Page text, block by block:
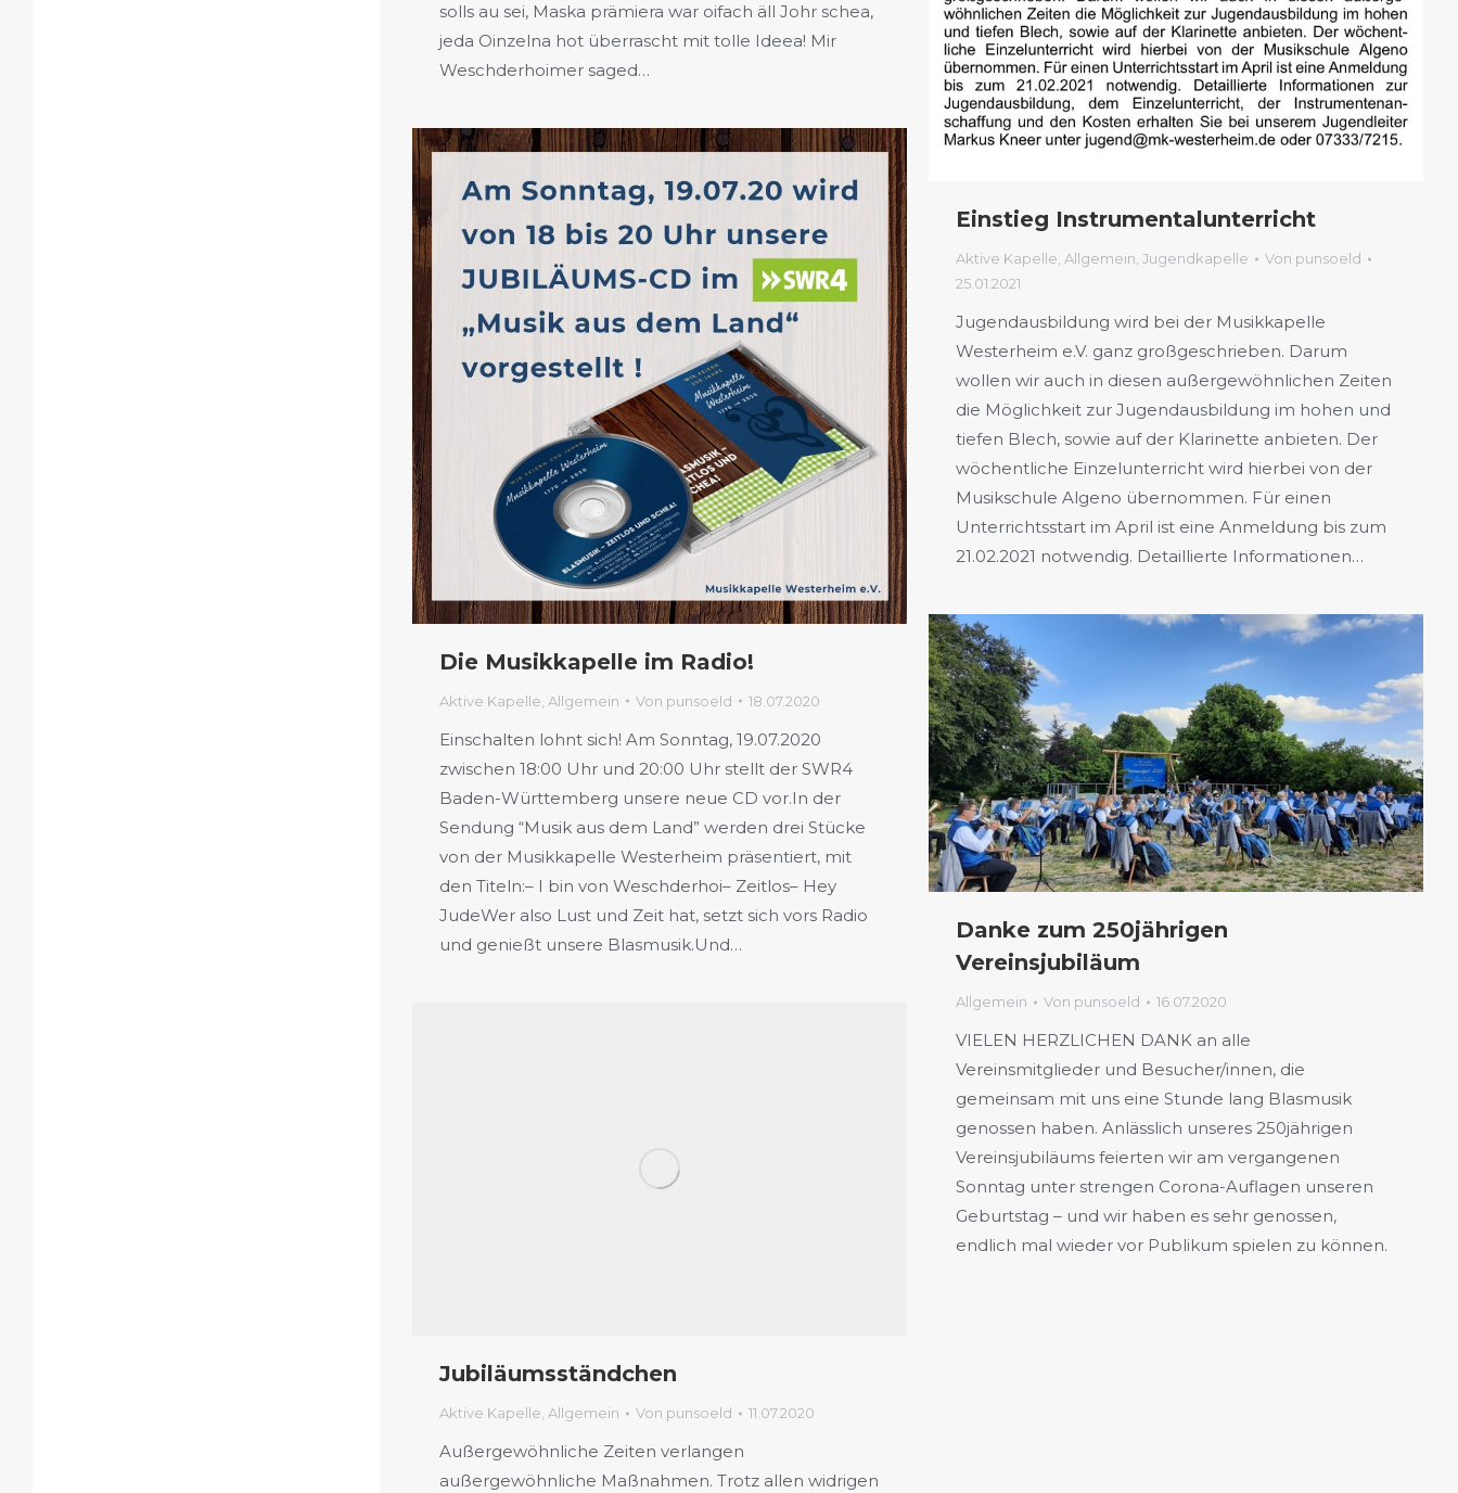
solls au sei, Maska prämiera war oifach äll Johr schea,
jeda Oinzelna hot überrascht mit tolle Ideea! Mir
Weschderhoimer saged…
Einstieg Instrumentalunterricht
Aktive Kapelle Allgemein Jugendkapelle Von punsoeld
25.01.2021
Jugendausbildung wird bei der Musikkapelle
Westerheim e.V. ganz großgeschrieben. Darum
wollen wir auch in diesen außerge­wöhnlichen Zeiten
die Möglichkeit zur Jugendausbildung im hohen und
tiefen Blech, sowie auf der Klarinette anbieten. Der
wöchent­liche Einzelunterricht wird hierbei von der
Musikschule Algeno übernommen. Für einen
Unterrichtsstart im April ist eine Anmeldung bis zum
21.02.2021 notwendig. Detaillierte Informationen…
Die Musikkapelle im Radio!
Aktive Kapelle Allgemein Von punsoeld 18.07.2020
Einschalten lohnt sich! Am Sonntag, 19.07.2020
zwischen 18:00 Uhr und 20:00 Uhr stellt der SWR4
Baden-Württemberg unsere neue CD vor.In der
Sendung “Musik aus dem Land” werden drei Stücke
von der Musikkapelle Westerheim präsentiert, mit
den Titeln:– I bin von Weschderhoi– Zeitlos– Hey
JudeWer also Lust und Zeit hat, setzt sich vors Radio
und genießt unsere Blasmusik.Und…
Danke zum 250jährigen
Vereinsjubiläum
Allgemein Von punsoeld 16.07.2020
VIELEN HERZLICHEN DANK an alle
Vereinsmitglieder und Besucher/innen, die
gemeinsam mit uns eine Stunde lang Blasmusik
genossen haben. Anlässlich unseres 250jährigen
Vereinsjubiläums feierten wir am vergangenen
Sonntag unter strengen Corona-Auflagen unseren
Geburtstag – und wir haben es sehr genossen,
endlich mal wieder vor Publikum spielen zu können.
Jubiläumsständchen
Aktive Kapelle Allgemein Von punsoeld 11.07.2020
Außergewöhnliche Zeiten verlangen
außergewöhnliche Maßnahmen. Trotz allen widrigen